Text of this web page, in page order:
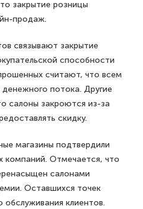
закрытие розницы
продаж.
связывают закрытие
способности
считают, что всем
потока. Другие
салоны закроются из-за
скидку.
магазины подтвердили
компаний. Отмечается, что
салонами
Оставшихся точек
обслуживания клиентов.